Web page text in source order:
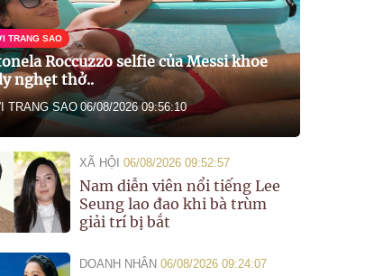
TRANG SAO
Roccuzzo selfie của Messi khoe
nghẹt thở..
TRANG SAO 06/08/2026 09:56:10
XÃ HỘI 06/08/2026 09:52:57
Nam diễn viên nổi tiếng Lee
Seung lao đao khi bà trùm
giải trí bị bắt
DOANH NHÂN 06/08/2026 09:24:07